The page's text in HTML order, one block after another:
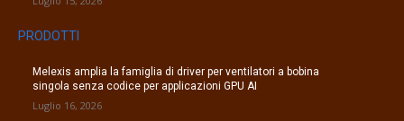
PRODOTTI
Melexis amplia la famiglia di driver per ventilatori a bobina
singola senza codice per applicazioni GPU AI
Luglio 16, 2026